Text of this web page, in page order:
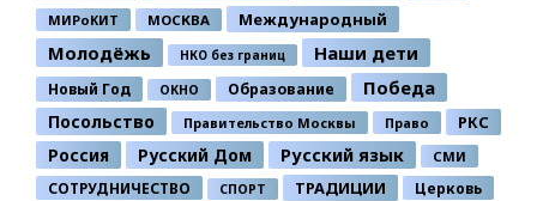
МИРоКИТ МОСКВА Международный
Молодёжь НКО без границ Наши дети
Новый Год ОКНО Образование Победа
Посольство Правительство Москвы Право РКС
Россия Русский Дом Русский язык СМИ
СОТРУДНИЧЕСТВО СПОРТ ТРАДИЦИИ Церковь